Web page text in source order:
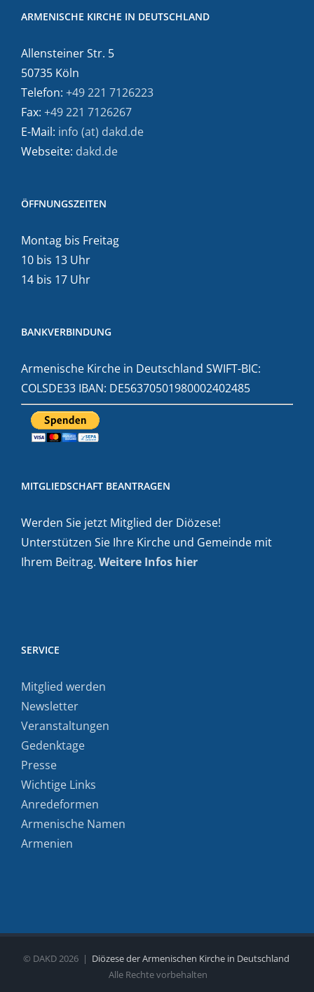
ARMENISCHE KIRCHE IN DEUTSCHLAND
Allensteiner Str. 5
50735 Köln
Telefon: +49 221 7126223
Fax: +49 221 7126267
E-Mail: info (at) dakd.de
Webseite: dakd.de
ÖFFNUNGSZEITEN
Montag bis Freitag
10 bis 13 Uhr
14 bis 17 Uhr
BANKVERBINDUNG
Armenische Kirche in Deutschland SWIFT-BIC:
COLSDE33 IBAN: DE56370501980002402485
MITGLIEDSCHAFT BEANTRAGEN
Werden Sie jetzt Mitglied der Diözese!
Unterstützen Sie Ihre Kirche und Gemeinde mit
Ihrem Beitrag. Weitere Infos hier
SERVICE
Mitglied werden
Newsletter
Veranstaltungen
Gedenktage
Presse
Wichtige Links
Anredeformen
Armenische Namen
Armenien
© DAKD2026 | Diözese der Armenischen Kirche in Deutschland
Alle Rechte vorbehalten